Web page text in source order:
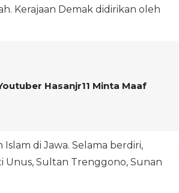
Kerajaan Demak didirikan oleh
Hasanjr11 Minta Maaf
di Jawa. Selama berdiri,
Unus, Sultan Trenggono, Sunan